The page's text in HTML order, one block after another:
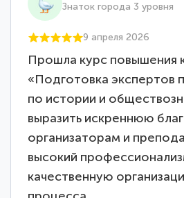
Знаток города 3 уровня
9 апреля 2026
Прошла курс повышения
«Подготовка экспертов
по истории и
выразить искреннюю
организаторам и
высокий
качественную